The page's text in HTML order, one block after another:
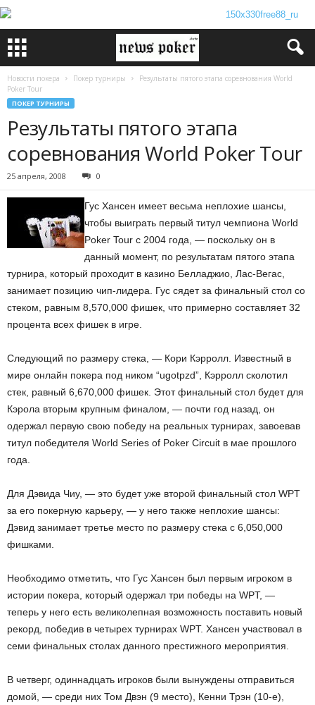
Новости покера Покер турниры
Результаты пятого этапа соревнования World
Poker Tour
ПОКЕР ТУРНИРЫ
Результаты пятого этапа
соревнования World Poker Tour
25 апреля, 2008 0
Гус Хансен имеет весьма неплохие шансы,
чтобы выиграть первый титул чемпиона World
Poker Tour с 2004 года, — поскольку он в
данный момент, по результатам пятого этапа
турнира, который проходит в казино Белладжио, Лас-Вегас,
занимает позицию чип-лидера. Гус сядет за финальный стол со
стеком, равным 8,570,000 фишек, что примерно составляет 32
процента всех фишек в игре.
Следующий по размеру стека, — Кори Кэрролл. Известный в
мире онлайн покера под ником “ugotpzd”, Кэрролл сколотил
стек, равный 6,670,000 фишек. Этот финальный стол будет для
Кэрола вторым крупным финалом, — почти год назад, он
одержал первую свою победу на реальных турнирах, завоевав
титул победителя World Series of Poker Circuit в мае прошлого
года.
Для Дэвида Чиу, — это будет уже второй финальный стол WPT
за его покерную карьеру, — у него также неплохие шансы:
Дэвид занимает третье место по размеру стека с 6,050,000
фишками.
Необходимо отметить, что Гус Хансен был первым игроком в
истории покера, который одержал три победы на WPT, —
теперь у него есть великолепная возможность поставить новый
рекорд, победив в четырех турнирах WPT. Хансен участвовал в
семи финальных столах данного престижного мероприятия.
В четверг, одиннадцать игроков были вынуждены отправиться
домой, — среди них Том Двэн (9 место), Кенни Трэн (10-е),